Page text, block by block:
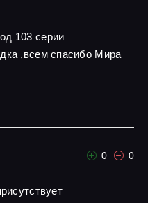
103 серии
,всем спасибо Мира
0 0